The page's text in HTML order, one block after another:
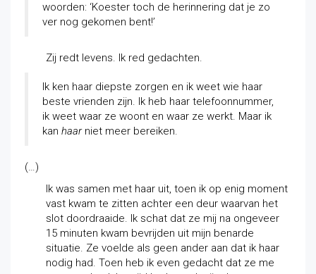
woorden: ‘Koester toch de herinnering dat je zo
ver nog gekomen bent!’
Zij redt levens. Ik red gedachten.
Ik ken haar diepste zorgen en ik weet wie haar
beste vrienden zijn. Ik heb haar telefoonnummer,
ik weet waar ze woont en waar ze werkt. Maar ik
kan haarniet meer bereiken.
(…)
Ik was samen met haar uit, toen ik op enig moment
vast kwam te zitten achter een deur waarvan het
slot doordraaide. Ik schat dat ze mij na ongeveer
15 minuten kwam bevrijden uit mijn benarde
situatie. Ze voelde als geen ander aan dat ik haar
nodig had. Toen heb ik even gedacht dat ze me